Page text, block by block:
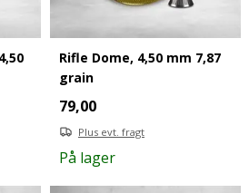
Rifle Dome, 4,50 mm 7,87
grain
79,00
Plus evt. fragt
På lager